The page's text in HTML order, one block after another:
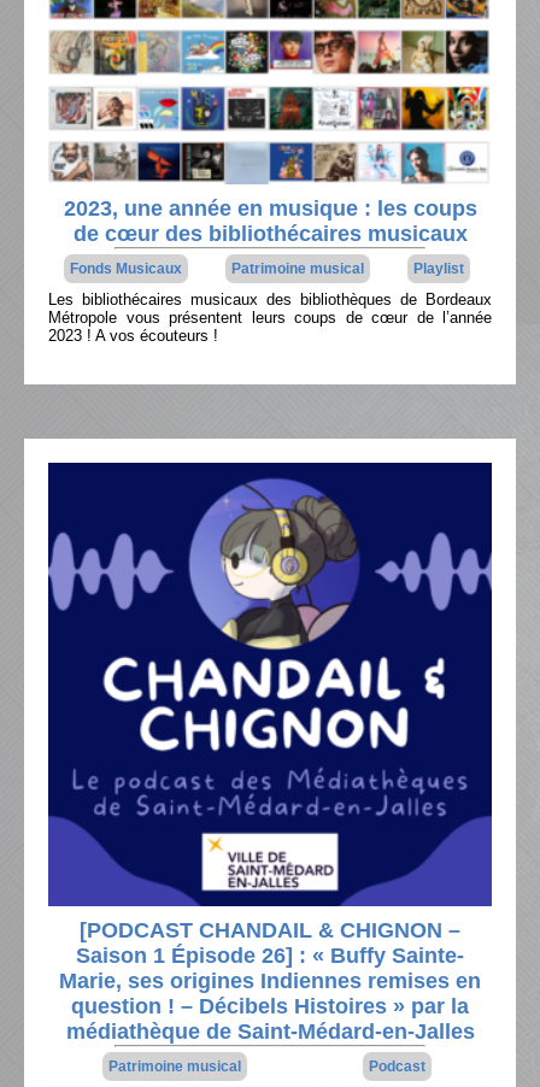
2023, une année en musique : les coups
de cœur des bibliothécaires musicaux
Fonds Musicaux Patrimoine musical Playlist
Les bibliothécaires musicaux des bibliothèques de Bordeaux
Métropole vous présentent leurs coups de cœur de l’année
2023 ! A vos écouteurs !
[PODCAST CHANDAIL & CHIGNON –
Saison 1 Épisode 26] : « Buffy Sainte-
Marie, ses origines Indiennes remises en
question ! – Décibels Histoires » par la
médiathèque de Saint-Médard-en-Jalles
Patrimoine musical Podcast